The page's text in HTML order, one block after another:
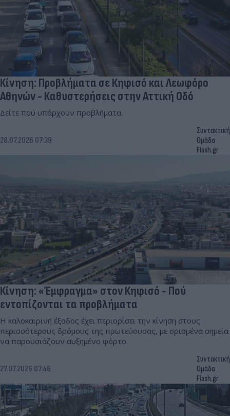
Κίνηση: Προβλήματα σε Κηφισό και Λεωφόρο
Αθηνών - Καθυστερήσεις στην Αττική Οδό
Δείτε πού υπάρχουν προβλήματα.
28.07.2026 07:39
Συντακτική
Ομάδα
Flash.gr
Κίνηση: «Έμφραγμα» στον Κηφισό - Πού
εντοπίζονται τα προβλήματα
Η καλοκαιρινή έξοδος έχει περιορίσει την κίνηση στους
περισσότερους δρόμους της πρωτεύουσας, με ορισμένα σημεία
να παρουσιάζουν αυξημένο φόρτο.
27.07.2026 07:46
Συντακτική
Ομάδα
Flash.gr